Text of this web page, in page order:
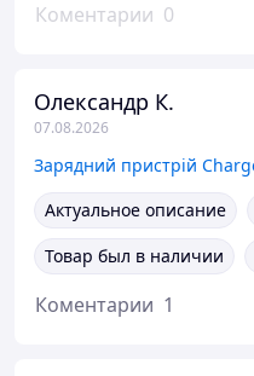
Коментарии 0
Олександр К.
07.08.2026
Актуальное описание
Товар был в наличии
Коментарии 1